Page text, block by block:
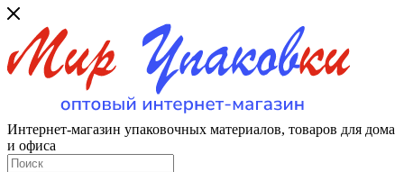
Интернет-магазин упаковочных материалов, товаров для дома
и офиса